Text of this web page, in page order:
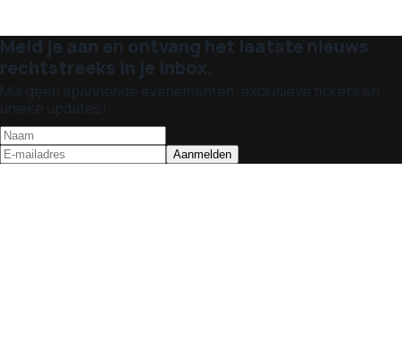
Meld je aan en ontvang het laatste nieuws
rechtstreeks in je inbox.
Mis geen spannende evenementen, exclusieve tickets en
unieke updates!